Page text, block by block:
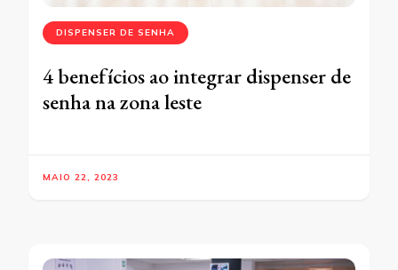
DISPENSER DE SENHA
4 benefícios ao integrar dispenser de
senha na zona leste
MAIO 22, 2023